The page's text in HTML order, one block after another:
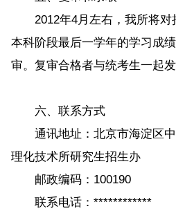
2012年4月左右，我所将对
本科阶段最后一学年的学习成
审。复审合格者与统考生一起发
六、联系方式
通讯地址：北京市海淀区中
理化技术所研究生招生办
邮政编码：100190
联系电话：************